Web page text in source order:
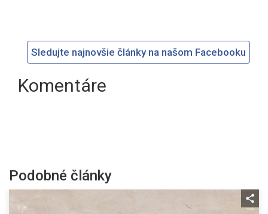
Sledujte najnovšie články na našom Facebooku
Komentáre
Podobné články